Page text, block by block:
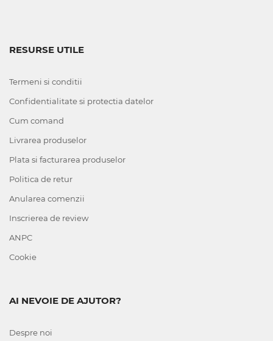
RESURSE UTILE
Termeni si conditii
Confidentialitate si protectia datelor
Cum comand
Livrarea produselor
Plata si facturarea produselor
Politica de retur
Anularea comenzii
Inscrierea de review
ANPC
Cookie
AI NEVOIE DE AJUTOR?
Despre noi